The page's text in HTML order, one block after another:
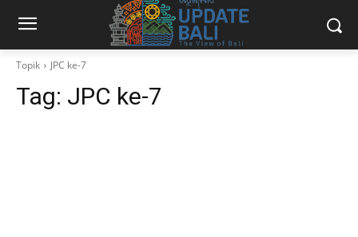
Topik JPC ke-7
Tag: JPC ke-7